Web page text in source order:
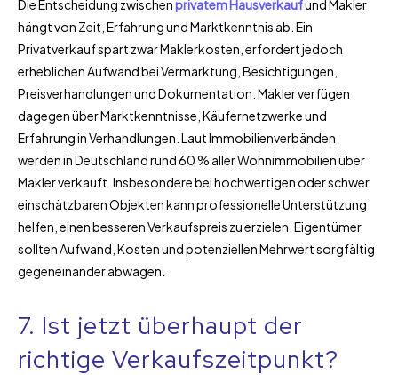
Die Entscheidung zwischenprivatem Hausverkaufund Makler
hängt von Zeit, Erfahrung und Marktkenntnis ab. Ein
Privatverkauf spart zwar Maklerkosten, erfordert jedoch
erheblichen Aufwand bei Vermarktung, Besichtigungen,
Preisverhandlungen und Dokumentation. Makler verfügen
dagegen über Marktkenntnisse, Käufernetzwerke und
Erfahrung in Verhandlungen. Laut Immobilienverbänden
werden in Deutschland rund 60 % aller Wohnimmobilien über
Makler verkauft. Insbesondere bei hochwertigen oder schwer
einschätzbaren Objekten kann professionelle Unterstützung
helfen, einen besseren Verkaufspreis zu erzielen. Eigentümer
sollten Aufwand, Kosten und potenziellen Mehrwert sorgfältig
gegeneinander abwägen.
7. Ist jetzt überhaupt der
richtige Verkaufszeitpunkt?